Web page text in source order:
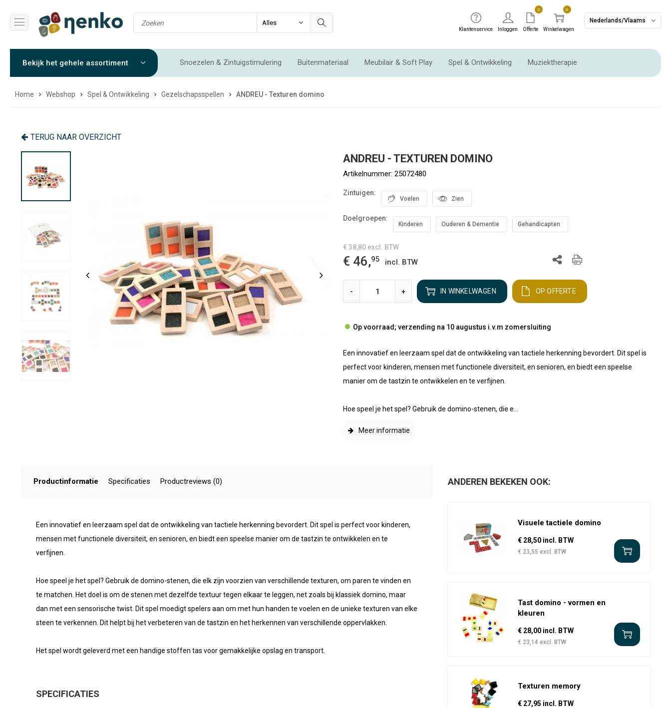
Klantenservice Inloggen
0
Offerte
0
Winkelwagen
Nederlands/Vlaams
Bekijk het gehele assortiment Snoezelen & Zintuigstimulering Buitenmateriaal Meubilair & Soft Play Spel & Ontwikkeling Muziektherapie
Sensorische Integratie & Beweging Voordeelsets
Home Webshop Spel & Ontwikkeling Gezelschapsspellen ANDREU - Texturen domino
TERUG NAAR OVERZICHT
ANDREU - TEXTUREN DOMINO
Artikelnummer: 25072480
Zintuigen:
Voelen Zien
Doelgroepen:
Kinderen Ouderen & Dementie Gehandicapten
€ 38,80 excl. BTW
€ 46,95 incl. BTW
- + IN WINKELWAGEN OP OFFERTE
Op voorraad; verzending na 10 augustus i.v.m zomersluiting
Een innovatief en leerzaam spel dat de ontwikkeling van tactiele herkenning bevordert. Dit spel is
perfect voor kinderen, mensen met functionele diversiteit, en senioren, en biedt een speelse
manier om de tastzin te ontwikkelen en te verfijnen.
Hoe speel je het spel? Gebruik de domino-stenen, die e...
Meer informatie
Productinformatie Specificaties Productreviews (0)
Een innovatief en leerzaam spel dat de ontwikkeling van tactiele herkenning bevordert. Dit spel is perfect voor kinderen,
mensen met functionele diversiteit, en senioren, en biedt een speelse manier om de tastzin te ontwikkelen en te
verfijnen.
Hoe speel je het spel? Gebruik de domino-stenen, die elk zijn voorzien van verschillende texturen, om paren te vinden en
te matchen. Het doel is om de stenen met dezelfde textuur tegen elkaar te leggen, net zoals bij klassiek domino, maar
dan met een sensorische twist. Dit spel moedigt spelers aan om met hun handen te voelen en de unieke texturen van elke
steen te verkennen. Dit helpt bij het verbeteren van de tastzin en het herkennen van verschillende oppervlakken.
Het spel wordt geleverd met een handige stoffen tas voor gemakkelijke opslag en transport.
SPECIFICATIES
ANDEREN BEKEKEN OOK:
Visuele tactiele domino
€ 28,50 incl. BTW
€ 23,55 excl. BTW
Tast domino - vormen en
kleuren
€ 28,00 incl. BTW
€ 23,14 excl. BTW
Texturen memory
€ 27,95 incl. BTW